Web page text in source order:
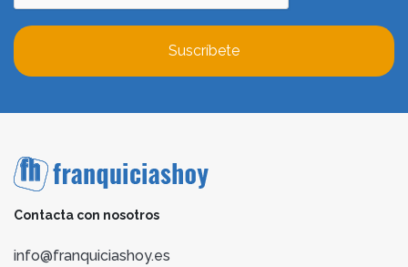
Suscríbete
Contacta con nosotros
info@franquiciashoy.es